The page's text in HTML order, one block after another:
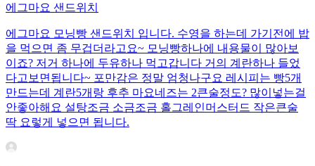
에그마요 샌드위치
에그마요 모닝빵 샌드위치 입니다. 수영을 하는데 가기전에 밥
을 먹으면 좀 무겁더라고요~ 모닝빵하나에 내용물이 많아보
이죠? 저거 하나에 두유하나 먹고갑니다 거의 계란하나 들었
다고보면됩니다~ 포만감은 정말 엄청나구요 레시피는 빵5개
만드는데 계란5개랑 후추 마요네즈는 2큰술정도? 많이넣는걸
안좋아해요 설탕조금 소금조금 홀그레인머스터드 작은큰술
딱 요렇게 넣으면 됩니다.